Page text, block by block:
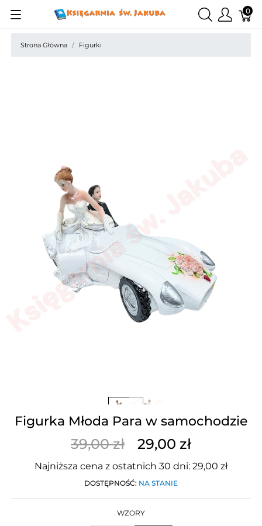
0
Strona Główna Figurki
Figurka Młoda Para w samochodzie
39,00 zł 29,00 zł
Najniższa cena z ostatnich 30 dni: 29,00 zł
DOSTĘPNOŚĆ: NA STANIE
WZORY